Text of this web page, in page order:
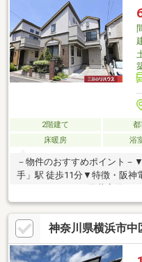
しながら、ご提案させていた
いように、FPによるライフプ
紹介することも可能です。
2階建て 都
床暖房
浴
－物件のおすすめポイント－
手」駅 徒歩11分▼特徴・阪神
ープンキッチン・多用途に利
上部吹抜け仕様・セコムホー
要)・EV充電用コンセント付
備・床暖房(LD)・一部電動シ
60%・容積率100%■ ご希望の
神奈川県横浜市中